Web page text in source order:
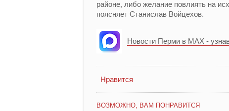
районе, либо желание повлиять на
поясняет Станислав Войцехов.
Новости Перми в MAX -
Нравится
ВОЗМОЖНО, ВАМ ПОНРАВИТСЯ